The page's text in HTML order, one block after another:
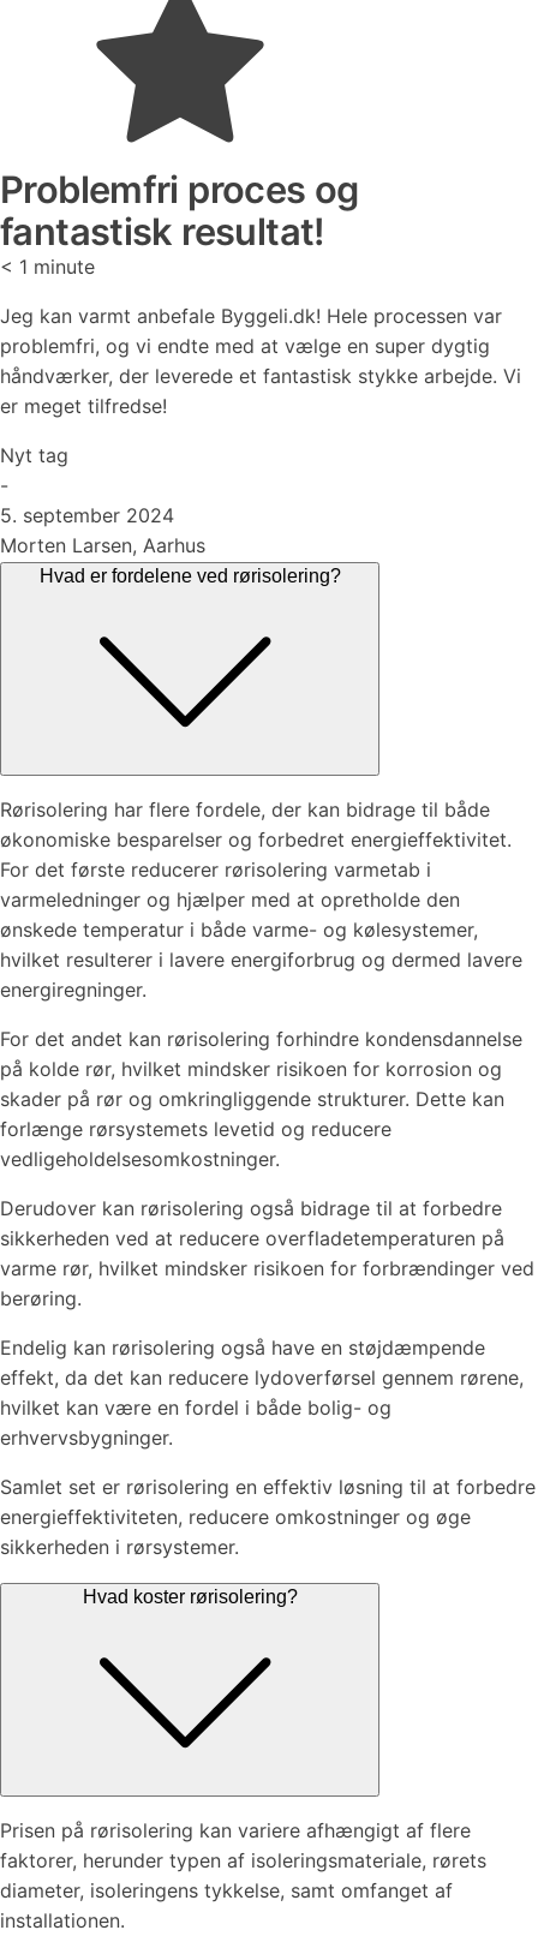
Problemfri proces og
fantastisk resultat!
< 1 minute
Jeg kan varmt anbefale Byggeli.dk! Hele processen var
problemfri, og vi endte med at vælge en super dygtig
håndværker, der leverede et fantastisk stykke arbejde. Vi
er meget tilfredse!
Nyt tag
-
5. september 2024
Morten Larsen, Aarhus
Hvad er fordelene ved rørisolering?
Rørisolering har flere fordele, der kan bidrage til både
økonomiske besparelser og forbedret energieffektivitet.
For det første reducerer rørisolering varmetab i
varmeledninger og hjælper med at opretholde den
ønskede temperatur i både varme- og kølesystemer,
hvilket resulterer i lavere energiforbrug og dermed lavere
energiregninger.
For det andet kan rørisolering forhindre kondensdannelse
på kolde rør, hvilket mindsker risikoen for korrosion og
skader på rør og omkringliggende strukturer. Dette kan
forlænge rørsystemets levetid og reducere
vedligeholdelsesomkostninger.
Derudover kan rørisolering også bidrage til at forbedre
sikkerheden ved at reducere overfladetemperaturen på
varme rør, hvilket mindsker risikoen for forbrændinger ved
berøring.
Endelig kan rørisolering også have en støjdæmpende
effekt, da det kan reducere lydoverførsel gennem rørene,
hvilket kan være en fordel i både bolig- og
erhvervsbygninger.
Samlet set er rørisolering en effektiv løsning til at forbedre
energieffektiviteten, reducere omkostninger og øge
sikkerheden i rørsystemer.
Hvad koster rørisolering?
Prisen på rørisolering kan variere afhængigt af flere
faktorer, herunder typen af isoleringsmateriale, rørets
diameter, isoleringens tykkelse, samt omfanget af
installationen.